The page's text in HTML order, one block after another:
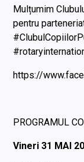
Mulțumim
pentru
https://
PROGRAMUL
Vineri 31 MAI